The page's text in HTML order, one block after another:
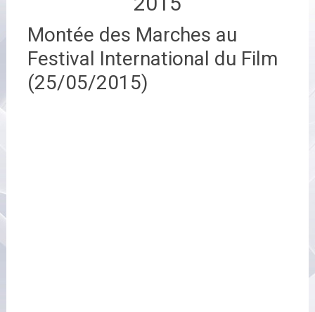
Montée des Marches au
Festival International du Film
(25/05/2015)